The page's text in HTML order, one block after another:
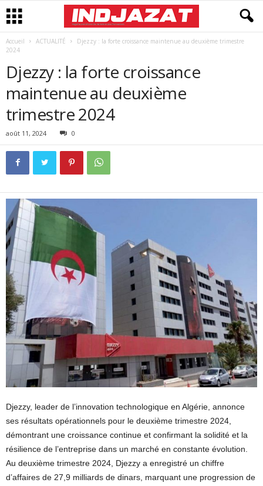
Accueil ACTUALITÉ
Djezzy : la forte croissance maintenue au deuxième trimestre
2024
Djezzy : la forte croissance
maintenue au deuxième
trimestre 2024
août 11, 2024 0
Djezzy, leader de l’innovation technologique en Algérie, annonce
ses résultats opérationnels pour le deuxième trimestre 2024,
démontrant une croissance continue et confirmant la solidité et la
résilience de l’entreprise dans un marché en constante évolution.
Au deuxième trimestre 2024, Djezzy a enregistré un chiffre
d’affaires de 27,9 milliards de dinars, marquant une progression de